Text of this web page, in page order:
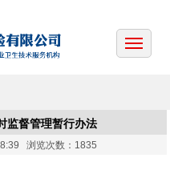
监督管理暂行办法
浏览次数：1835